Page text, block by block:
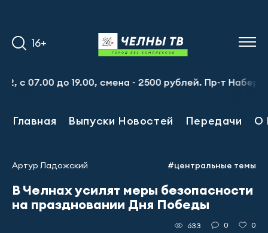
16+
до 19.00, смена - 2500 рублей. Пр-т
Главная Выпуски Новостей Передачи О
Артур Ладожский #центральные темы
В Челнах усилят меры безопасности
на праздновании Дня Победы
633 0 0